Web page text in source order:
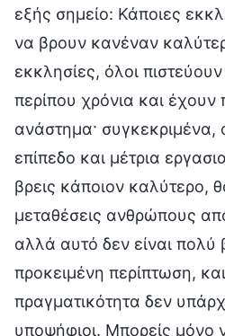
εξής σημείο: Κάποιες
να βρουν κανέναν
εκκλησίες, όλοι
περίπου χρόνια και έχουν
ανάστημα· συγκεκριμένα,
επίπεδο και μέτρια
βρεις κάποιον καλύτερο,
μεταθέσεις ανθρώπους
αλλά αυτό δεν είναι πολύ
προκειμένη περίπτωση,
πραγματικότητα δεν
υποψήφιοι. Μπορείς μόνο